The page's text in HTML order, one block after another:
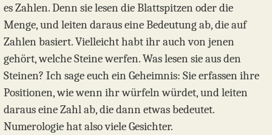
es Zahlen. Denn sie lesen die Blattspitzen oder die
Menge, und leiten daraus eine Bedeutung ab, die auf
Zahlen basiert. Vielleicht habt ihr auch von jenen
gehört, welche Steine werfen. Was lesen sie aus den
Steinen? Ich sage euch ein Geheimnis: Sie erfassen ihre
Positionen, wie wenn ihr würfeln würdet, und leiten
daraus eine Zahl ab, die dann etwas bedeutet.
Numerologie hat also viele Gesichter.